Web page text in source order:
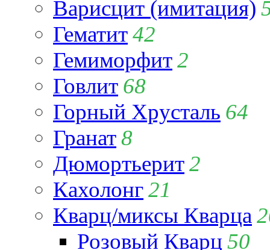
Варисцит (имитация)
Гематит42
Гемиморфит2
Говлит 68
Горный Хрусталь 64
Гранат8
Дюмортьерит2
Кахолонг21
Кварц/миксы Кварца
Розовый Кварц 50